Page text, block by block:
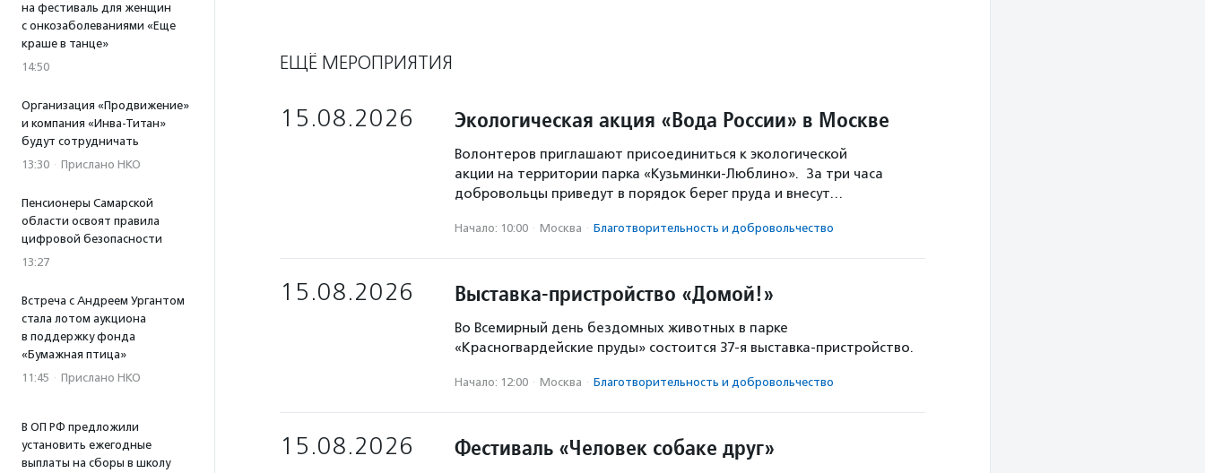
на фестиваль для женщин
с онкозаболеваниями «Еще
краше в танце»
14:50
Организация «Продвижение»
и компания «Инва-Титан»
будут сотрудничать
13:30 · Прислано НКО
Пенсионеры Самарской
области освоят правила
цифровой безопасности
13:27
Встреча с Андреем Ургантом
стала лотом аукциона
в поддержку фонда
«Бумажная птица»
11:45 · Прислано НКО
В ОП РФ предложили
установить ежегодные
выплаты на сборы в школу
ЕЩЁ МЕРОПРИЯТИЯ
15.08.2026 Экологическая акция «Вода России» в Москве
Волонтеров приглашают присоединиться к экологической
акции на территории парка «Кузьминки-Люблино». За три часа
добровольцы приведут в порядок берег пруда и внесут…
Начало: 10:00 · Москва · Благотвори­тель­ность и доброволь­чест­во
15.08.2026 Выставка-пристройство «Домой!»
Во Всемирный день бездомных животных в парке
«Красногвардейские пруды» состоится 37-я выставка-пристройство.
Начало: 12:00 · Москва · Благотвори­тель­ность и доброволь­чест­во
15.08.2026 Фестиваль «Человек собаке друг»